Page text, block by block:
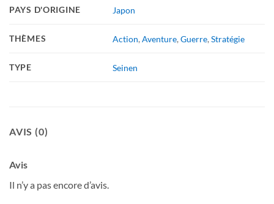
PAYS D'ORIGINE Japon
THÈMES Action,Aventure,Guerre,Stratégie
TYPE Seinen
AVIS (0)
Avis
Il n’y a pas encore d’avis.